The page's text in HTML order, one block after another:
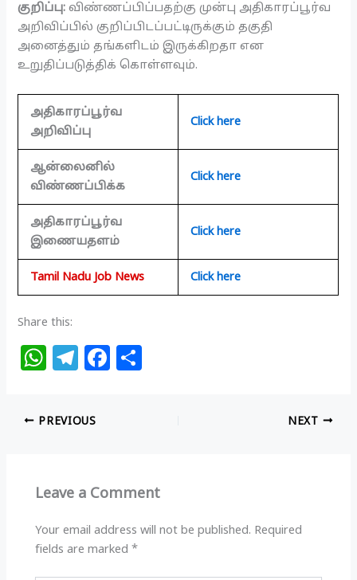
குறிப்பு: விண்ணப்பிப்பதற்கு முன்பு அதிகாரப்பூர்வ
அறிவிப்பில் குறிப்பிடப்பட்டிருக்கும் தகுதி
அனைத்தும் தங்களிடம் இருக்கிறதா என
உறுதிப்படுத்திக் கொள்ளவும்.
அதிகாரப்பூர்வ
அறிவிப்பு
Click here
ஆன்லைனில்
விண்ணப்பிக்க
Click here
அதிகாரப்பூர்வ
இணையதளம்
Click here
Tamil Nadu Job News Click here
Share this:
W
at
s
p
T
e
g
m
F
o
k
PREVIOUS NEXT
Leave a Comment
Your email address will not be published. Required
fields are marked*